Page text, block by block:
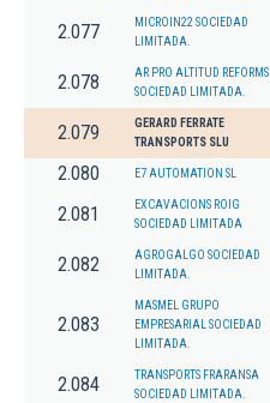
2.077
MICROIN22 SOCIEDAD
LIMITADA.
2.078
AR PRO ALTITUD REFORMS
SOCIEDAD LIMITADA.
2.079
GERARD FERRATE
TRANSPORTS SLU
2.080 E7 AUTOMATION SL
2.081
EXCAVACIONS ROIG
SOCIEDAD LIMITADA
2.082
AGROGALGO SOCIEDAD
LIMITADA.
2.083
MASMEL GRUPO
EMPRESARIAL SOCIEDAD
LIMITADA.
2.084
TRANSPORTS FRARANSA
SOCIEDAD LIMITADA.